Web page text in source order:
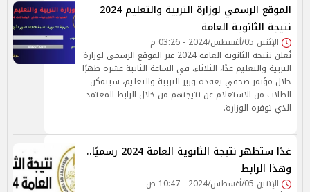
الموقع الرسمي لوزارة التربية والتعليم 2024
نتيجة الثانوية العامة
الإثنين 05/أغسطس/2024 - 03:26 م
تُعلن نتيجة الثانوية العامة 2024 عبر الموقع الرسمي لوزارة
التربية والتعليم غدًا، الثلاثاء، في الساعة الثانية عشرة ظهرًا
خلال مؤتمر صحفي يعقده وزير التربية والتعليم، سيتمكن
الطلاب من الاستعلام عن نتيجتهم من خلال الرابط المعتمد
الذي توفره الوزارة.
غدًا ستظهر نتيجة الثانوية العامة 2024 رسميًا..
وهذا الرابط
الإثنين 05/أغسطس/2024 - 10:47 ص